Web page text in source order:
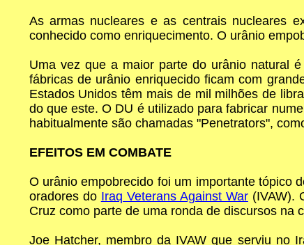
As armas nucleares e as centrais nucleares
conhecido como enriquecimento. O urânio
Uma vez que a maior parte do urânio natural
fábricas de urânio enriquecido ficam com
Estados Unidos têm mais de mil milhões de
do que este. O DU é utilizado para fabricar
habitualmente são chamadas "Penetrators",
EFEITOS EM COMBATE
O urânio empobrecido foi um importante tópico
oradores do Iraq Veterans Against War(IVAW).
Cruz como parte de uma ronda de discursos na
Joe Hatcher, membro da IVAW que serviu no